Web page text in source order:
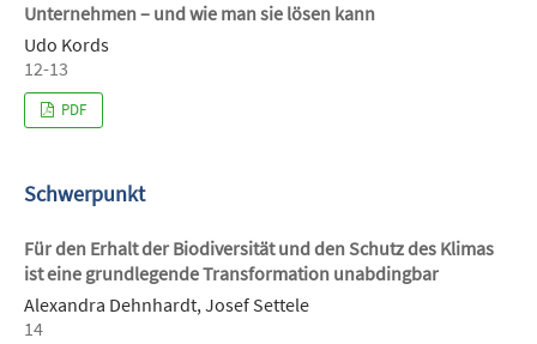
Unternehmen – und wie man sie lösen kann
Udo Kords
12-13
PDF
Schwerpunkt
Für den Erhalt der Biodiversität und den Schutz des Klimas
ist eine grundlegende Transformation unabdingbar
Alexandra Dehnhardt, Josef Settele
14